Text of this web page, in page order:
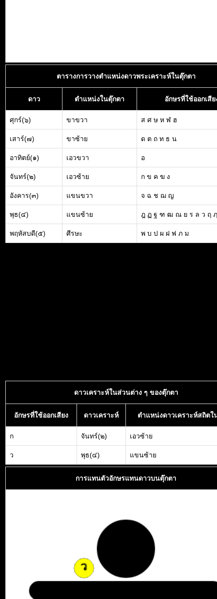
ตารางการวางตำแหน่งดาวพระเคราะห์ในตุ๊กตา
ดาว ตำแหน่งในตุ๊กตา อักษรที่ใช้ออกเสีย
ศุกร์(๖) ขาขวา ส ศ ษ ห ฬ ฮ
เสาร์(๗) ขาซ้าย ด ต ถ ท ธ น
อาทิตย์(๑) เอวขวา อ
จันทร์(๒) เอวซ้าย ก ข ค ฆ ง
อังคาร(๓) แขนขวา จ ฉ ช ฌ ญ
พุธ(๔) แขนซ้าย ฎ ฏ ฐ ฑ ฒ ณ ย ร ล ว ฤ ฦ
พฤหัสบดี(๕) ศีรษะ พ บ ป ผ ฝ ฟ ภ ม
ดาวเคราะห์ในส่วนต่าง ๆ ของตุ๊กตา
อักษรที่ใช้ออกเสียง ดาวเคราะห์ ตำแหน่งดาวเคราะห์สถิตใ
ก จันทร์(๒) เอวซ้าย
ว พุธ(๔) แขนซ้าย
การแทนตัวอักษรแทนดาวบนตุ๊กตา